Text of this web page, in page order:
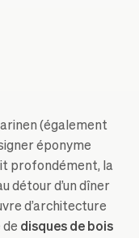
(également
éponyme
profondément, la
détour d’un dîner
d’architecture
de disques de bois